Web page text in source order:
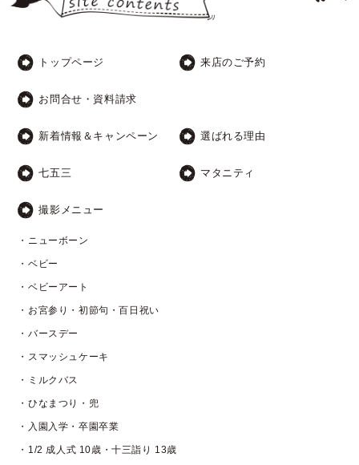
トップページ 来店のご予約
お問合せ・資料請求
新着情報＆キャンペーン 選ばれる理由
七五三 マタニティ
撮影メニュー
・ニューボーン
・ベビー
・ベビーアート
・お宮参り・初節句・百日祝い
・バースデー
・スマッシュケーキ
・ミルクバス
・ひなまつり・兜
・入園入学・卒園卒業
・1/2 成人式 10歳・十三詣り 13歳